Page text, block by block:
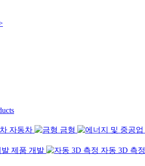
자동차 금형
제품 개발 자동 3D 측정